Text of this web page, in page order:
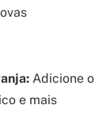
Adicione o
e mais